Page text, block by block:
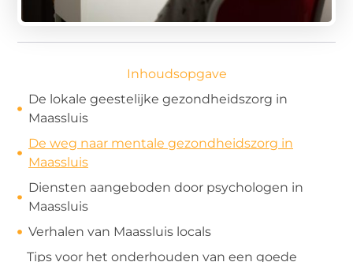
Inhoudsopgave
De lokale geestelijke gezondheidszorg in
Maassluis
De weg naar mentale gezondheidszorg in
Maassluis
Diensten aangeboden door psychologen in
Maassluis
Verhalen van Maassluis locals
Tips voor het onderhouden van een goede